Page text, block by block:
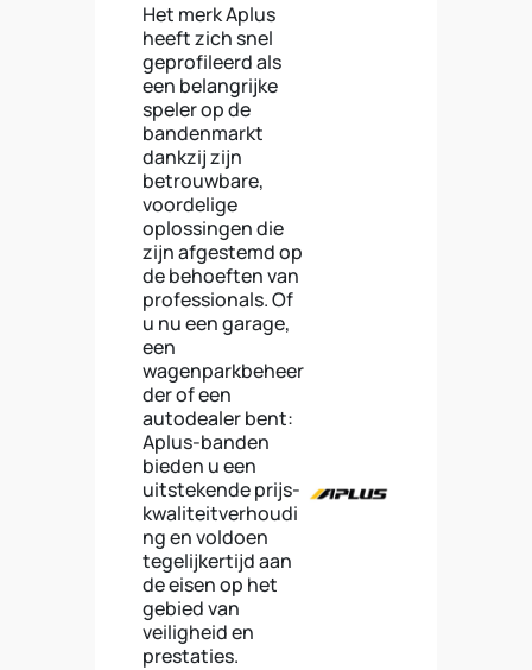
Het merk Aplus
heeft zich snel
geprofileerd als
een belangrijke
speler op de
bandenmarkt
dankzij zijn
betrouwbare,
voordelige
oplossingen die
zijn afgestemd op
de behoeften van
professionals. Of
u nu een garage,
een
wagenparkbeheer
der of een
autodealer bent:
Aplus-banden
bieden u een
uitstekende prijs-
kwaliteitverhoudi
ng en voldoen
tegelijkertijd aan
de eisen op het
gebied van
veiligheid en
prestaties.